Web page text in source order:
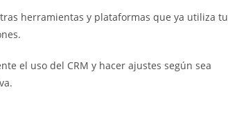
herramientas y plataformas que ya utiliza tu
el uso del CRM y hacer ajustes según sea